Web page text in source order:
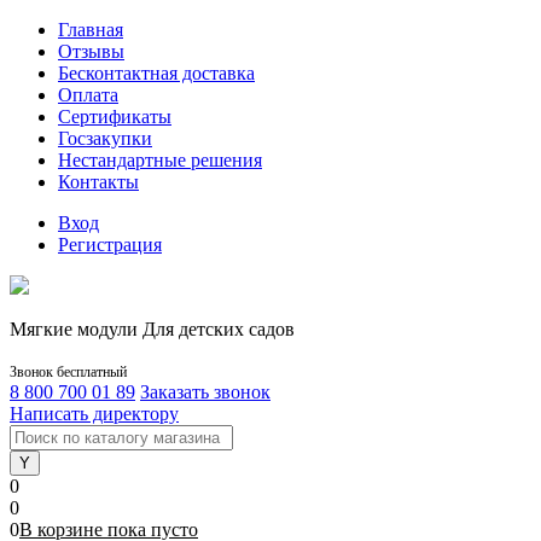
Главная
Отзывы
Бесконтактная доставка
Оплата
Сертификаты
Госзакупки
Нестандартные решения
Контакты
Вход
Регистрация
Мягкие модули Для детских садов
Звонок бесплатный
8 800 700 01 89 Заказать звонок
Написать директору
0
0
0В корзине пока пусто